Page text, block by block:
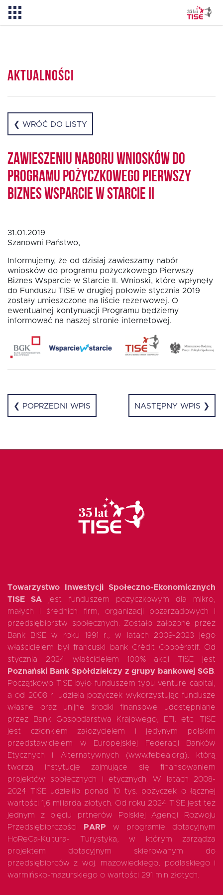
Dlaczego TISE?
Pożyczka rozwojowa TISE – NOWOŚĆ!
Oferta dla MSP
Fundusz FKIS
Rodo
Dokumenty
Rekrutujemy
Aktualności
❮ WRÓĆ DO LISTY
Zawieszeniu naboru wniosków do
programu pożyczkowego Pierwszy
Biznes Wsparcie w Starcie II
31.01.2019
Szanowni Państwo,
Informujemy, że od dzisiaj zawieszamy nabór
wniosków do programu pożyczkowego Pierwszy
Biznes Wsparcie w Starcie II. Wnioski, które wpłynęły
do Funduszu TISE w drugiej połowie stycznia 2019
zostały umieszczone na liście rezerwowej. O
ewentualnej kontynuacji Programu będziemy
informować na naszej stronie internetowej.
❮ POPRZEDNI WPIS NASTĘPNY WPIS ❯
Towarzystwo Inwestycji Społeczno-Ekonomicznych
TISE SA jest funduszem pożyczkowym dla mikro,
małych i średnich firm, organizacji pozarządowych i
przedsiębiorstw społecznych. Zostało założone przez
Bank BISE w roku 1991 r., w latach 2009-2023 jego
właścicielem był francuski bank Crédit Coopératif. Od
stycznia 2024 właścicielem 100% akcji TISE jest
Poznański Bank Spółdzielczy z grupy bankowej SGB
Początkowo TISE było funduszem typu venture capital,
a od 2008 r. udziela pożyczek wykorzystując fundusze
własne oraz unijne środki finansowe udostępniane
przez Bank Gospodarstwa Krajowego, EFI, etc. TISE
jest członkiem założycielem i jedynym polskim
przedstawicielem w Europejskiej Federacji Banków
Etycznych i Alternatywnych (www.febea.org), którą
tworzą instytucje zajmujące się finansowaniem
projektów społecznych i etycznych. W latach 2008-
2024 TISE udzieliło ponad 10 tys. pożyczek o łącznej
wartości 1,6 miliarda złotych. Od roku 2024 TISE jest też
jednym z pięciu prtnerów Polskiej Agencji Rozwoju
Przedsiębiorczości
PARP w programie dotacyjnym
HoReCa-Kultura- Turystyka, w którym zarządza
projektem dotacyjnym skierowanym do
przedsiębiorców z woj. mazowieckiego, podlaskiego i
warmińsko-mazurskiego o wartości 291 mln złotych.